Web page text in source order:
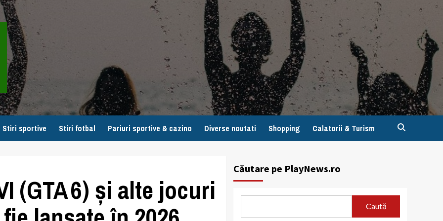
Stiri sportive Stiri fotbal Pariuri sportive & cazino Diverse noutati Shopping Calatorii & Turism
(GTA 6) și alte jocuri
Căutare pe PlayNews.ro
Caută